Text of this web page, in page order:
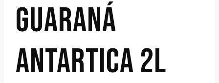
GUARANÁ
ANTARTICA 2L